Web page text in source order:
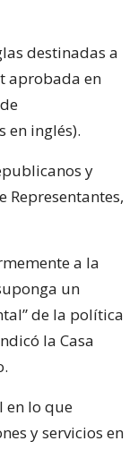
destinadas a
aprobada en
en inglés).
y
a la
un
de la política
la Casa
en lo que
y servicios en